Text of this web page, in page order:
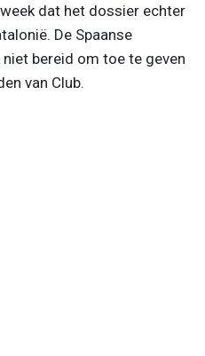
dat het dossier echter
De Spaanse
bereid om toe te geven
van Club.